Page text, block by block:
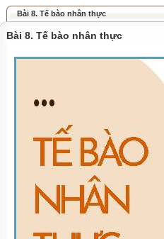
Bài 8. Tế bào nhân thực
Bài 8. Tế bào nhân thực